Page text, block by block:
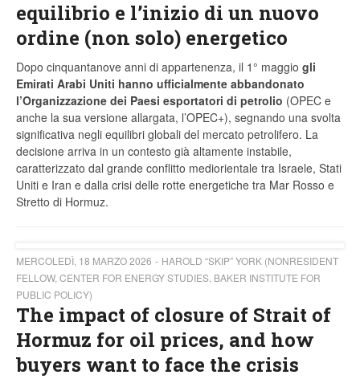
equilibrio e l’inizio di un nuovo
ordine (non solo) energetico
Dopo cinquantanove anni di appartenenza, il 1° maggio gli
Emirati Arabi Uniti hanno ufficialmente abbandonato
l’Organizzazione dei Paesi esportatori di petrolio (OPEC e
anche la sua versione allargata, l’OPEC+), segnando una svolta
significativa negli equilibri globali del mercato petrolifero. La
decisione arriva in un contesto già altamente instabile,
caratterizzato dal grande conflitto mediorientale tra Israele, Stati
Uniti e Iran e dalla crisi delle rotte energetiche tra Mar Rosso e
Stretto di Hormuz.
MERCOLEDÌ, 18 MARZO 2026
HAROLD “SKIP” YORK (NONRESIDENT
FELLOW, CENTER FOR ENERGY STUDIES, BAKER INSTITUTE FOR
PUBLIC POLICY)
The impact of closure of Strait of
Hormuz for oil prices, and how
buyers want to face the crisis